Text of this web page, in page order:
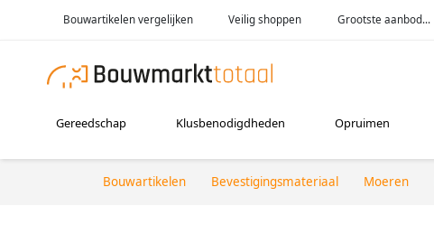
Bouwartikelen vergelijken Veilig shoppen Grootste aanbod...
Gereedschap Klusbenodigdheden Opruimen
Bouwartikelen Bevestigingsmateriaal Moeren